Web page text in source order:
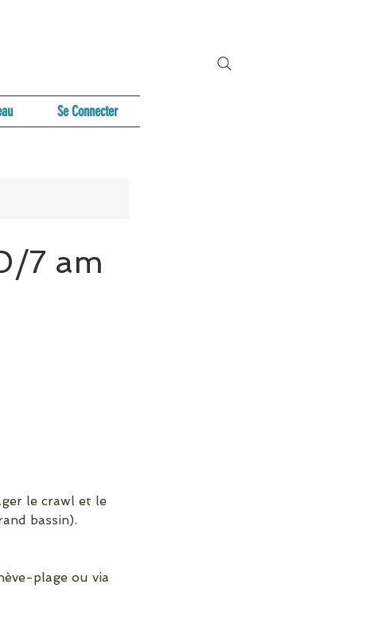
Se Connecter
7 am
le crawl et le
bassin).
plage ou via